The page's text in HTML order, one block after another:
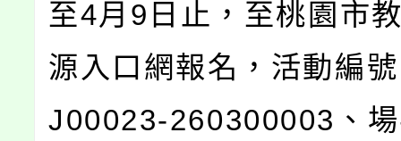
至4月9日止，至桃園市
源入口網報名，活動編
J00023-260300003、